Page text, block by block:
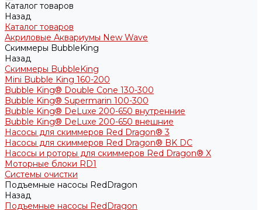
Каталог товаров
Назад
Каталог товаров
Акриловые Аквариумы New Wave
Скиммеры BubbleKing
Назад
Скиммеры BubbleKing
Mini Bubble King 160-200
Bubble King® Double Cone 130-300
Bubble King® Supermarin 100-300
Bubble King® DeLuxe 200-650 внутренние
Bubble King® DeLuxe 200-650 внешние
Насосы для скиммеров Red Dragon® 3
Насосы для скиммеров Red Dragon® BK DC
Насосы и роторы для скиммеров Red Dragon® X
Моторные блоки RD1
Системы очистки
Подъемные насосы RedDragon
Назад
Подъемные насосы RedDragon